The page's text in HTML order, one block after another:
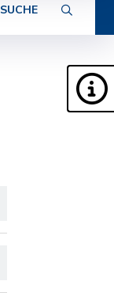
SUCHE